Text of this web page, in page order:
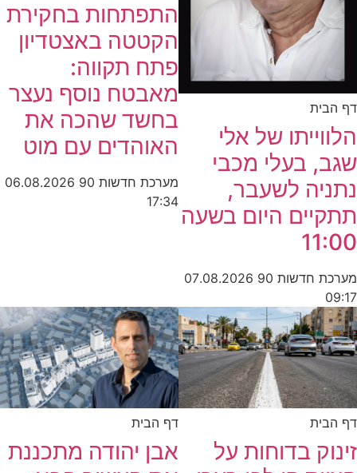
דף הבית
הלווייתו של אלי
שגב, בעלי מכבי
נתניה לשעבר,
תתקיים היום בשעה
11:00
מערכת חדשות 90
07.08.2026
09:17
התפתחות בחקירת
הקטטה באצטדיון
פתח תקווה:
מאבטח נוסף נעצר
בחשד שהכה את
האוהדים עם מוט
מערכת חדשות 90
06.08.2026
17:34
דף הבית
זינוק בדוחות על
דף הבית
אבן יהודה מתכננת